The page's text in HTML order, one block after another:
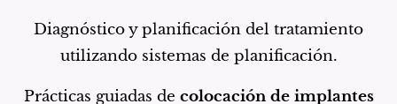
Diagnóstico y planificación del tratamiento
utilizando sistemas de planificación.
Prácticas guiadas de colocación de implantes